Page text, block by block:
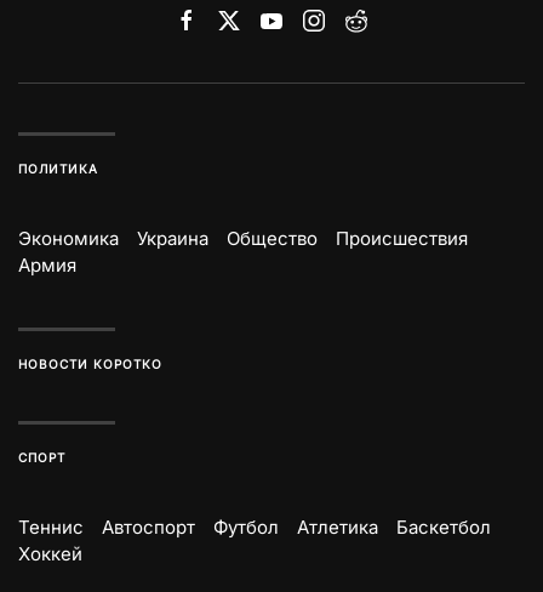
ПОЛИТИКА
Экономика Украина Общество
Происшествия
Армия
НОВОСТИ КОРОТКО
СПОРТ
Теннис Автоспорт Футбол Атлетика
Баскетбол
Хоккей